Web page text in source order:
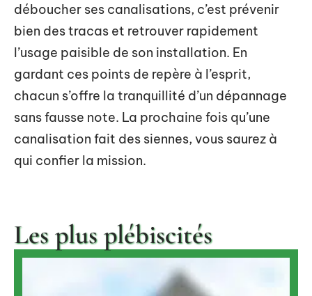
déboucher ses canalisations, c’est prévenir
bien des tracas et retrouver rapidement
l’usage paisible de son installation. En
gardant ces points de repère à l’esprit,
chacun s’offre la tranquillité d’un dépannage
sans fausse note. La prochaine fois qu’une
canalisation fait des siennes, vous saurez à
qui confier la mission.
Les plus plébiscités